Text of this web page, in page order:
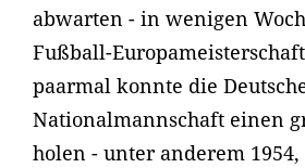
abwarten - in wenigen
Fußball-
paarmal konnte die
Nationalmannschaft einen
holen - unter anderem 1954,